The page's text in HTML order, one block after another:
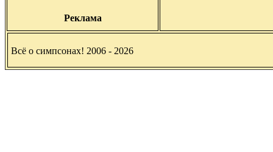
Реклама
Всё о симпсонах! 2006 - 2026